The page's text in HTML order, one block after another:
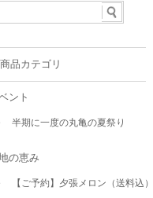
商品カテゴリ
ント
半期に一度の丸亀の夏祭り
の恵み
【ご予約】夕張メロン（送料込）